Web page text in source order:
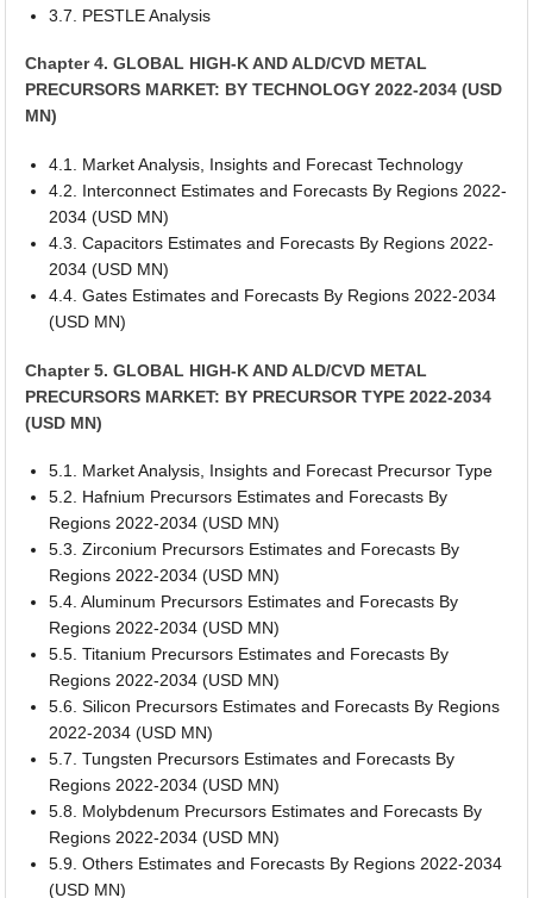
3.7. PESTLE Analysis
Chapter 4. GLOBAL HIGH-K AND ALD/CVD METAL
PRECURSORS MARKET: BY TECHNOLOGY 2022-2034 (USD
MN)
4.1. Market Analysis, Insights and Forecast Technology
4.2. Interconnect Estimates and Forecasts By Regions 2022-
2034 (USD MN)
4.3. Capacitors Estimates and Forecasts By Regions 2022-
2034 (USD MN)
4.4. Gates Estimates and Forecasts By Regions 2022-2034
(USD MN)
Chapter 5. GLOBAL HIGH-K AND ALD/CVD METAL
PRECURSORS MARKET: BY PRECURSOR TYPE 2022-2034
(USD MN)
5.1. Market Analysis, Insights and Forecast Precursor Type
5.2. Hafnium Precursors Estimates and Forecasts By
Regions 2022-2034 (USD MN)
5.3. Zirconium Precursors Estimates and Forecasts By
Regions 2022-2034 (USD MN)
5.4. Aluminum Precursors Estimates and Forecasts By
Regions 2022-2034 (USD MN)
5.5. Titanium Precursors Estimates and Forecasts By
Regions 2022-2034 (USD MN)
5.6. Silicon Precursors Estimates and Forecasts By Regions
2022-2034 (USD MN)
5.7. Tungsten Precursors Estimates and Forecasts By
Regions 2022-2034 (USD MN)
5.8. Molybdenum Precursors Estimates and Forecasts By
Regions 2022-2034 (USD MN)
5.9. Others Estimates and Forecasts By Regions 2022-2034
(USD MN)